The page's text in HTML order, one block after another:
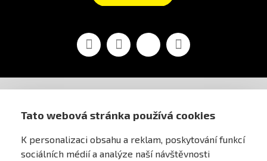
Tato webová stránka používá cookies
K personalizaci obsahu a reklam, poskytování funkcí
sociálních médií a analýze naší návštěvnosti
FacebookYouTubeVimeo Instagram
AIRSOFT OBCHOD PRAHA
PRO ZÁKAZNÍKY